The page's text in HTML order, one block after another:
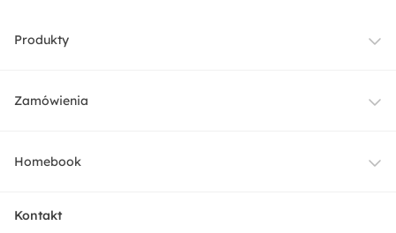
Produkty
Meble
Zamówienia
Dostawa
Homebook
O nas
Kontakt